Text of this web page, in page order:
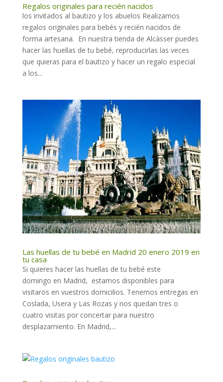
Regalos originales para recién nacidos
los invitados al bautizo y los abuelos Realizamos
regalos originales para bebés y recién nacidos de
forma artesana. En nuestra tienda de Alcàsser puedes
hacer las huellas de tu bebé, reproducirlas las veces
que quieras para el bautizo y hacer un regalo especial
a los...
Las huellas de tu bebé en Madrid 20 enero 2019 en
tu casa
Si quieres hacer las huellas de tu bebé este
domingo en Madrid, estamos disponibles para
visitaros en vuestros domicilios. Tenemos entregas en
Coslada, Usera y Las Rozas y nos quedan tres o
cuatro visitas por concertar para nuestro
desplazamiento. En Madrid,...